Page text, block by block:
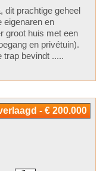
dit prachtige geheel
eigenaren en
groot huis met een
en privétuin).
trap bevindt .....
- € 200.000